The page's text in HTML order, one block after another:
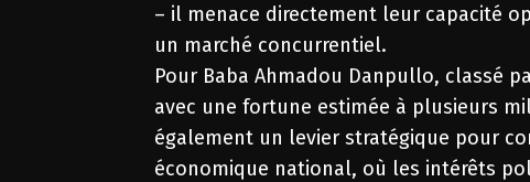
– il menace directement leur capacité
un marché concurrentiel.
Pour Baba Ahmadou Danpullo, classé
avec une fortune estimée à plusieurs
également un levier stratégique pour
économique national, où les intérêts